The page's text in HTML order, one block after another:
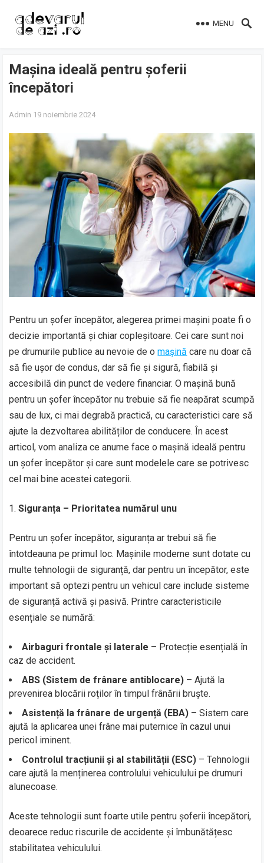
MENU
Mașina ideală pentru șoferii
începători
Admin 19 noiembrie 2024
Pentru un șofer începător, alegerea primei mașini poate fi o
decizie importantă și chiar copleșitoare. Cei care sunt noi
pe drumurile publice au nevoie de omașină care nu doar că
să fie ușor de condus, dar să fie și sigură, fiabilă și
accesibilă din punct de vedere financiar. O mașină bună
pentru un șofer începător nu trebuie să fie neapărat scumpă
sau de lux, ci mai degrabă practică, cu caracteristici care să
ajute la dezvoltarea abilităților de conducere. În acest
articol, vom analiza ce anume face o mașină ideală pentru
un șofer începător și care sunt modelele care se potrivesc
cel mai bine acestei categorii.
Siguranța – Prioritatea numărul unu
Pentru un șofer începător, siguranța ar trebui să fie
întotdeauna pe primul loc. Mașinile moderne sunt dotate cu
multe tehnologii de siguranță, dar pentru un începător, este
important să optezi pentru un vehicul care include sisteme
de siguranță activă și pasivă. Printre caracteristicile
esențiale se numără:
Airbaguri frontale și laterale – Protecție esențială în
caz de accident.
ABS (Sistem de frânare antiblocare) – Ajută la
prevenirea blocării roților în timpul frânării bruște.
Asistență la frânare de urgență (EBA) – Sistem care
ajută la aplicarea unei frâne mai puternice în cazul unui
pericol iminent.
Controlul tracțiunii și al stabilității (ESC) – Tehnologii
care ajută la menținerea controlului vehiculului pe drumuri
alunecoase.
Aceste tehnologii sunt foarte utile pentru șoferii începători,
deoarece reduc riscurile de accidente și îmbunătățesc
stabilitatea vehiculului.